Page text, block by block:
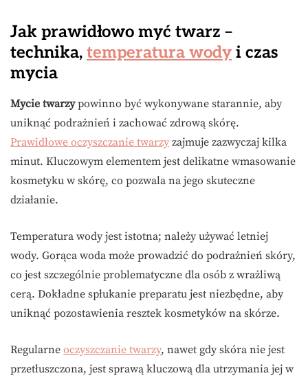
Jak prawidłowo myć twarz –
technika, temperatura wody i czas
mycia
Mycie twarzypowinno być wykonywane starannie, aby
uniknąć podrażnień i zachować zdrową skórę.
Prawidłowe oczyszczanie twarzy zajmuje zazwyczaj kilka
minut. Kluczowym elementem jest delikatne wmasowanie
kosmetyku w skórę, co pozwala na jego skuteczne
działanie.
Temperatura wody jest istotna; należy używać letniej
wody. Gorąca woda może prowadzić do podrażnień skóry,
co jest szczególnie problematyczne dla osób z wrażliwą
cerą. Dokładne spłukanie preparatu jest niezbędne, aby
uniknąć pozostawienia resztek kosmetyków na skórze.
Regularne oczyszczanie twarzy, nawet gdy skóra nie jest
przetłuszczona, jest sprawą kluczową dla utrzymania jej w